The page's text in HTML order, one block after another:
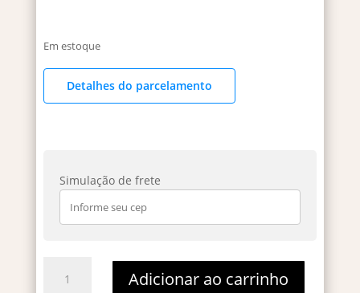
Em estoque
Detalhes do parcelamento
Simulação de frete
Muse
Adicionar ao carrinho